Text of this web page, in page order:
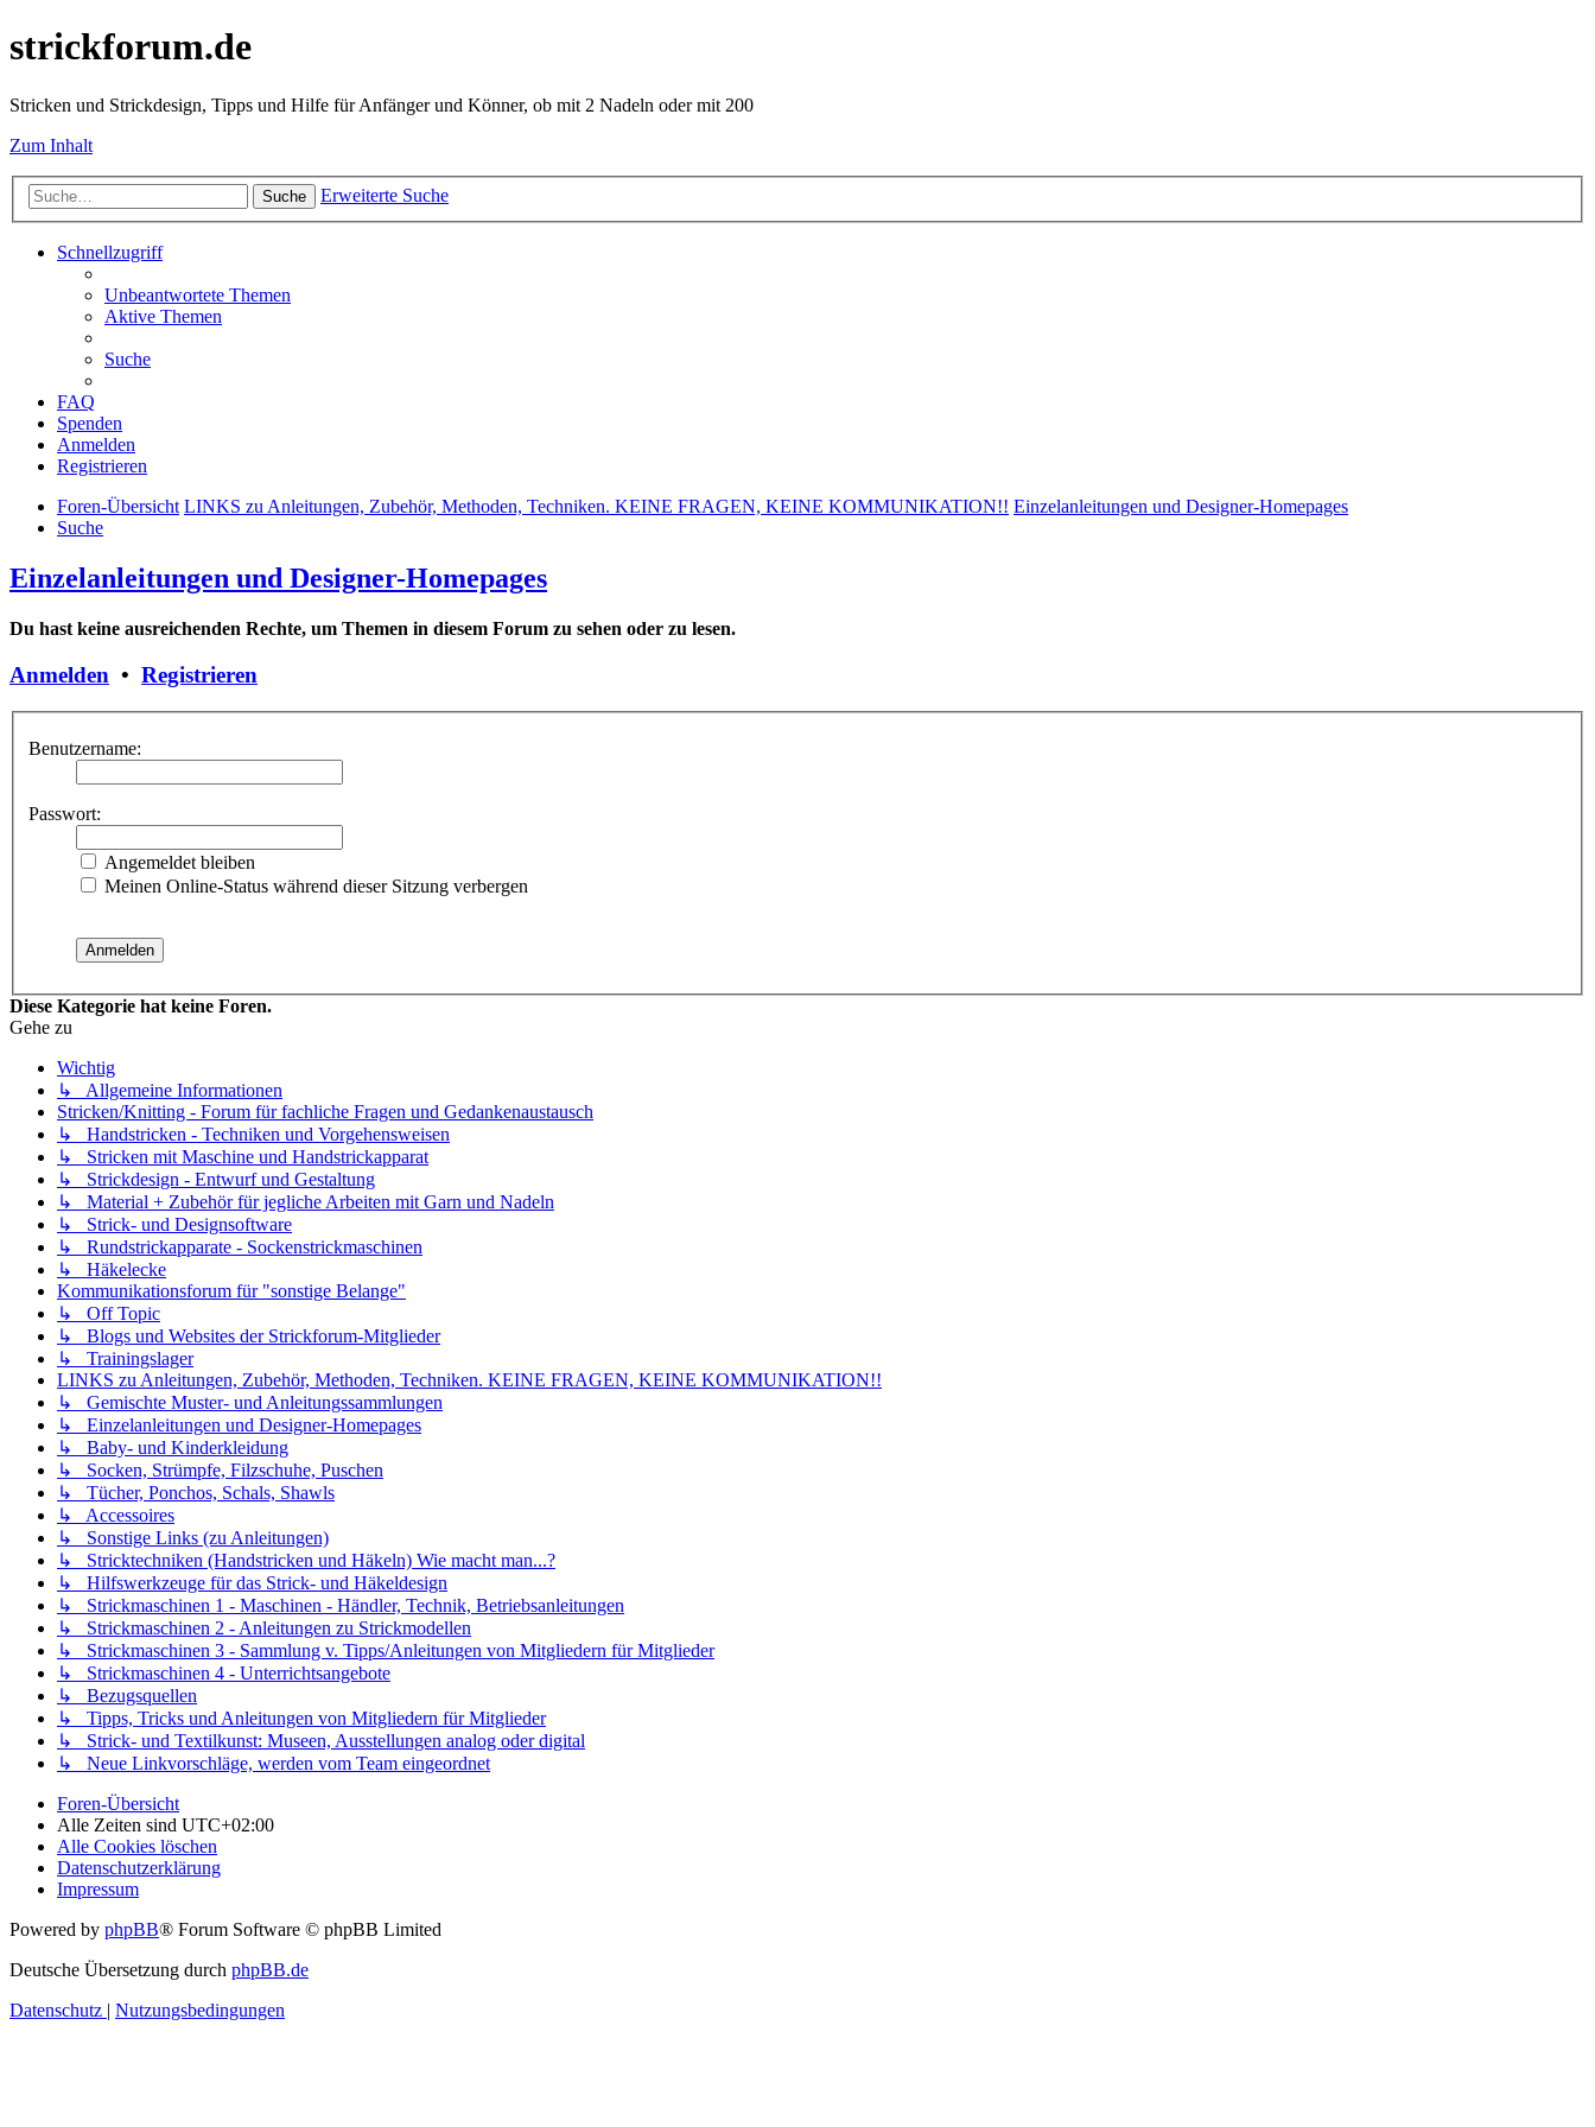
strickforum.de
Stricken und Strickdesign, Tipps und Hilfe für Anfänger und Könner, ob mit 2 Nadeln oder mit 200
Zum Inhalt
Suche Erweiterte Suche
Schnellzugriff
Unbeantwortete Themen
Aktive Themen
Suche
FAQ
Spenden
Anmelden
Registrieren
Foren-Übersicht LINKS zu Anleitungen, Zubehör, Methoden, Techniken. KEINE FRAGEN, KEINE KOMMUNIKATION!! Einzelanleitungen und Designer-Homepages
Suche
Einzelanleitungen und Designer-Homepages
Du hast keine ausreichenden Rechte, um Themen in diesem Forum zu sehen oder zu lesen.
Anmelden • Registrieren
Benutzername:
Passwort:
Angemeldet bleiben
Meinen Online-Status während dieser Sitzung verbergen
Diese Kategorie hat keine Foren.
Gehe zu
Wichtig
↳ Allgemeine Informationen
Stricken/Knitting - Forum für fachliche Fragen und Gedankenaustausch
↳ Handstricken - Techniken und Vorgehensweisen
↳ Stricken mit Maschine und Handstrickapparat
↳ Strickdesign - Entwurf und Gestaltung
↳ Material + Zubehör für jegliche Arbeiten mit Garn und Nadeln
↳ Strick- und Designsoftware
↳ Rundstrickapparate - Sockenstrickmaschinen
↳ Häkelecke
Kommunikationsforum für "sonstige Belange"
↳ Off Topic
↳ Blogs und Websites der Strickforum-Mitglieder
↳ Trainingslager
LINKS zu Anleitungen, Zubehör, Methoden, Techniken. KEINE FRAGEN, KEINE KOMMUNIKATION!!
↳ Gemischte Muster- und Anleitungssammlungen
↳ Einzelanleitungen und Designer-Homepages
↳ Baby- und Kinderkleidung
↳ Socken, Strümpfe, Filzschuhe, Puschen
↳ Tücher, Ponchos, Schals, Shawls
↳ Accessoires
↳ Sonstige Links (zu Anleitungen)
↳ Stricktechniken (Handstricken und Häkeln) Wie macht man...?
↳ Hilfswerkzeuge für das Strick- und Häkeldesign
↳ Strickmaschinen 1 - Maschinen - Händler, Technik, Betriebsanleitungen
↳ Strickmaschinen 2 - Anleitungen zu Strickmodellen
↳ Strickmaschinen 3 - Sammlung v. Tipps/Anleitungen von Mitgliedern für Mitglieder
↳ Strickmaschinen 4 - Unterrichtsangebote
↳ Bezugsquellen
↳ Tipps, Tricks und Anleitungen von Mitgliedern für Mitglieder
↳ Strick- und Textilkunst: Museen, Ausstellungen analog oder digital
↳ Neue Linkvorschläge, werden vom Team eingeordnet
Foren-Übersicht
Alle Zeiten sind UTC+02:00
Alle Cookies löschen
Datenschutzerklärung
Impressum
Powered by phpBB® Forum Software © phpBB Limited
Deutsche Übersetzung durch phpBB.de
Datenschutz | Nutzungsbedingungen